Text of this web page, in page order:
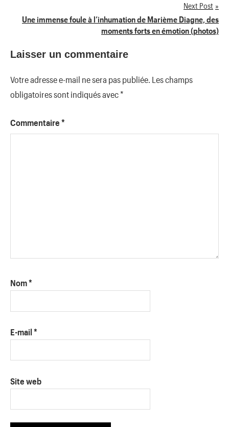
Next Post
Une immense foule à l’inhumation de Marième Diagne, des
moments forts en émotion (photos)
Laisser un commentaire
Votre adresse e-mail ne sera pas publiée. Les champs
obligatoires sont indiqués avec*
Commentaire *
Nom*
E-mail *
Site web